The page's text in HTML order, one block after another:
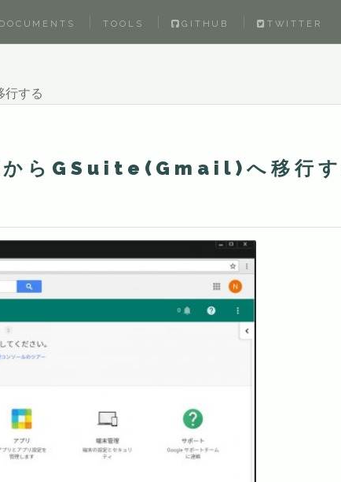
DOCUMENTS TOOLS GITHUB TWITTER
行する
らGSuite(Gmail)へ移行す